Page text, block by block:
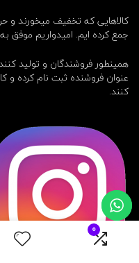
0
کالاهایی که تخفیف میخورند و
جمع کرده ایم. امیدواریم
همینطور فروشندگان و تولید
عنوان فروشنده ثبت نام کرده و
کنند.